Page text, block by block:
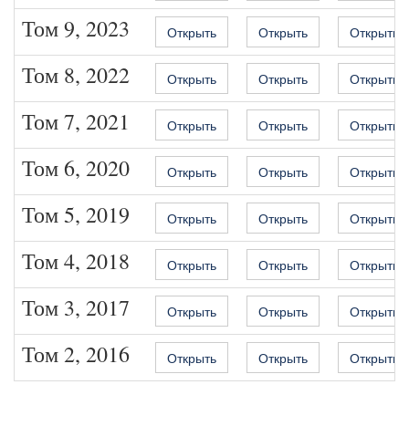
Том 9, 2023 Открыть Открыть Открыть
Том 8, 2022 Открыть Открыть Открыть
Том 7, 2021 Открыть Открыть Открыть
Том 6, 2020 Открыть Открыть Открыть
Том 5, 2019 Открыть Открыть Открыть
Том 4, 2018 Открыть Открыть Открыть
Том 3, 2017 Открыть Открыть Открыть
Том 2, 2016 Открыть Открыть Открыть